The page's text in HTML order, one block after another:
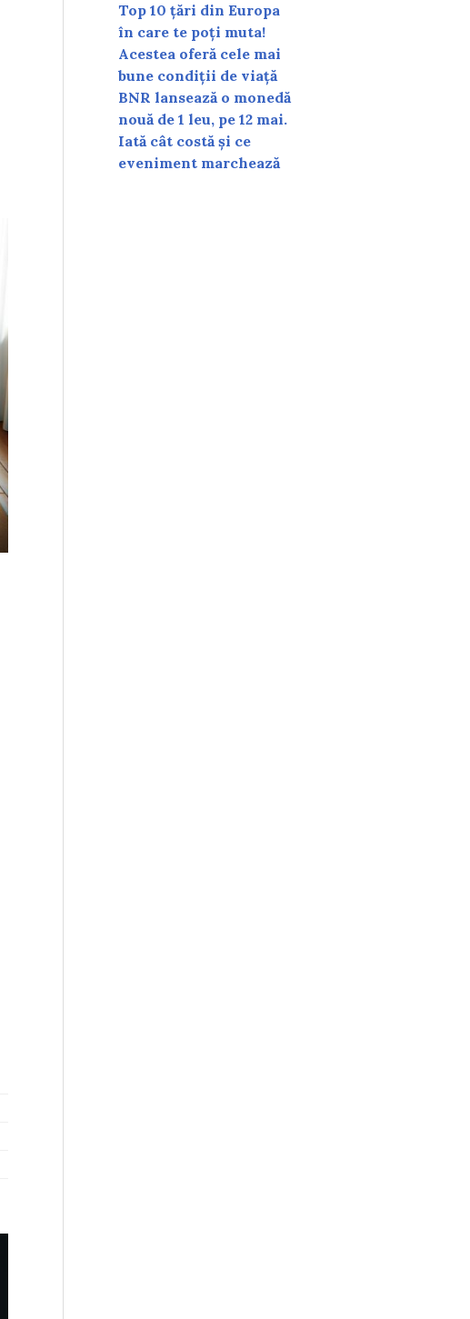
Top 10 țări din Europa
în care te poți muta!
Acestea oferă cele mai
bune condiții de viață
BNR lansează o monedă
nouă de 1 leu, pe 12 mai.
Iată cât costă și ce
eveniment marchează